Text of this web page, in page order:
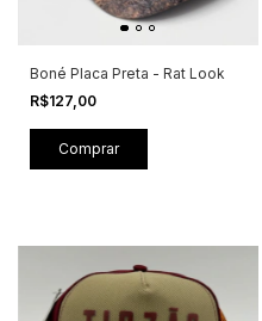
Boné Placa Preta - Rat Look
R$127,00